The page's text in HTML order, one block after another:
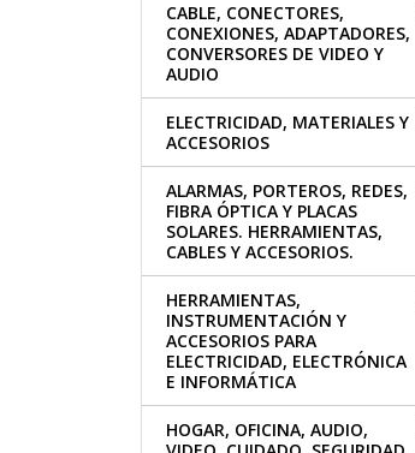
CABLE, CONECTORES,
CONEXIONES, ADAPTADORES,
CONVERSORES DE VIDEO Y
AUDIO
ELECTRICIDAD, MATERIALES Y
ACCESORIOS
ALARMAS, PORTEROS, REDES,
FIBRA ÓPTICA Y PLACAS
SOLARES. HERRAMIENTAS,
CABLES Y ACCESORIOS.
HERRAMIENTAS,
INSTRUMENTACIÓN Y
ACCESORIOS PARA
ELECTRICIDAD, ELECTRÓNICA
E INFORMÁTICA
HOGAR, OFICINA, AUDIO,